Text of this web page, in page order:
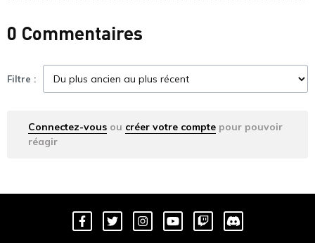
0 Commentaires
Filtre :
Connectez-vous ou créer votre compte pour pouvoir
réagir